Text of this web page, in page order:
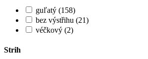
guľatý (158)
bez výstřihu (21)
véčkový (2)
Strih